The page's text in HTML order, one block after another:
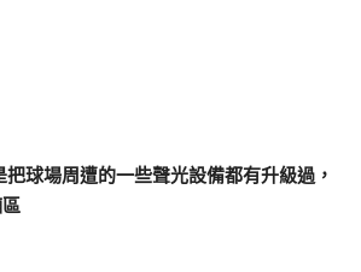
球場周遭的一些聲光設備都有升級過，